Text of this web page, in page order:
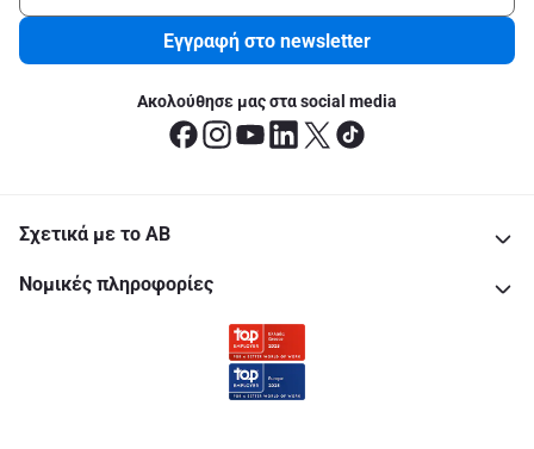
Εγγραφή στο newsletter
Ακολούθησε μας στα social media
Σχετικά με το ΑΒ
Νομικές πληροφορίες